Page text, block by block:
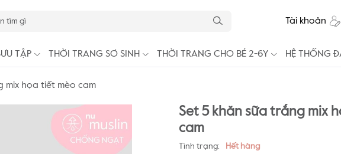
Tài khoản
TẬP THỜI TRANG SƠ SINH THỜI TRANG CHO BÉ 2-6Y HỆ THỐNG
mix họa tiết mèo cam
Set 5 khăn sữa trắng mix
cam
Tình trạng:
Hết hàng